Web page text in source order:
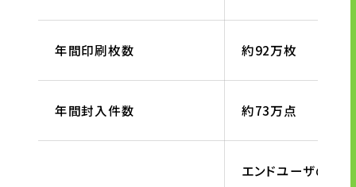
年間印刷枚数 約92万枚
年間封入件数 約73万点
エンドユーザの納